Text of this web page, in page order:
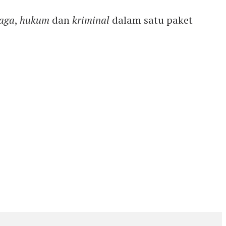
, hukum dankriminal dalam satu paket